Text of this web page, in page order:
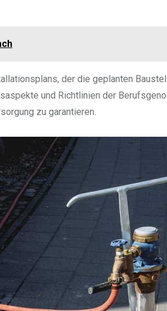
der die geplanten
und Richtlinien der
zu garantieren.